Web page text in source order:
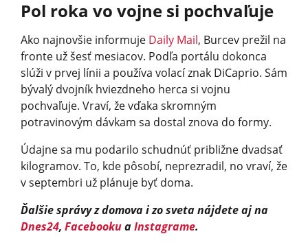
Pol roka vo vojne si pochvaľuje
Ako najnovšie informuje Daily Mail, Burcev prežil na
fronte už šesť mesiacov. Podľa portálu dokonca
slúži v prvej línii a používa volací znak DiCaprio. Sám
bývalý dvojník hviezdneho herca si vojnu
pochvaľuje. Vraví, že vďaka skromným
potravinovým dávkam sa dostal znova do formy.
Údajne sa mu podarilo schudnúť približne dvadsať
kilogramov. To, kde pôsobí, neprezradil, no vraví, že
v septembri už plánuje byť doma.
Ďalšie správy z domova i zo sveta nájdete aj na
Dnes24, FacebookuaInstagrame.